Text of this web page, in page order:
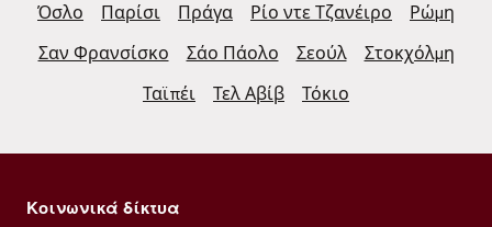
Όσλο
Παρίσι Πράγα Ρίο ντε Τζανέιρο
Ρώμη
Σαν Φρανσίσκο
Σάο Πάολο Σεούλ
Στοκχόλμη
Ταϊπέι
Τελ Αβίβ Τόκιο
Κοινωνικά δίκτυα